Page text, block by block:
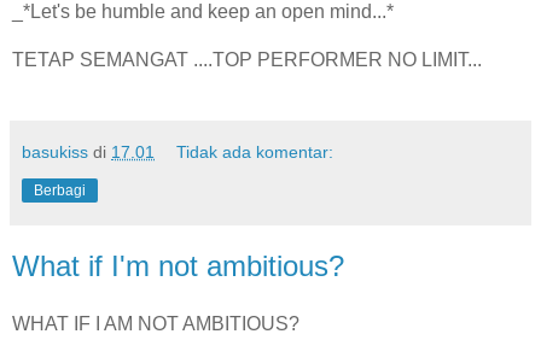
_*Let's be humble and keep an open mind...*
TETAP SEMANGAT ....TOP PERFORMER NO LIMIT...
basukiss di 17.01 Tidak ada komentar:
Berbagi
What if I'm not ambitious?
WHAT IF I AM NOT AMBITIOUS?